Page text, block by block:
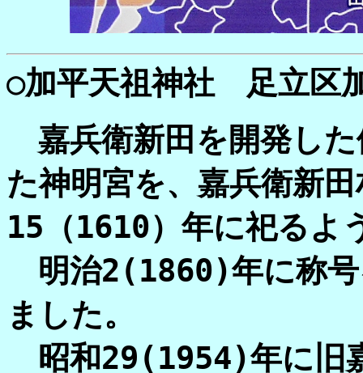
○加平天祖神社 足立区
嘉兵衛新田を開発し
た神明宮を、嘉兵衛新
15（1610）年に祀るよ
明治2(1860)年に称号
ました。
昭和29(1954)年に旧